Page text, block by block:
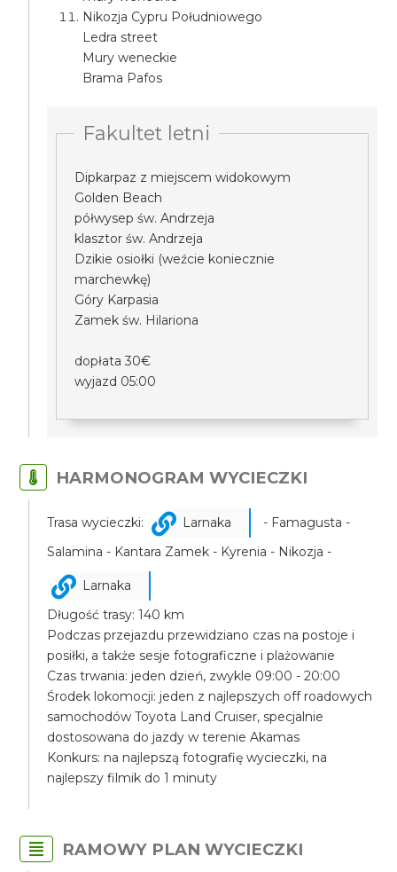
Nikozja Cypru Południowego
Ledra street
Mury weneckie
Brama Pafos
Fakultet letni
Dipkarpaz z miejscem widokowym
Golden Beach
półwysep św. Andrzeja
klasztor św. Andrzeja
Dzikie osiołki (weźcie koniecznie
marchewkę)
Góry Karpasia
Zamek św. Hilariona
dopłata 30€
wyjazd 05:00
HARMONOGRAM WYCIECZKI
Trasa wycieczki: Larnaka
- Famagusta -
Salamina - Kantara Zamek - Kyrenia - Nikozja -
Larnaka
Długość trasy: 140 km
Podczas przejazdu przewidziano czas na postoje i
posiłki, a także sesje fotograficzne i plażowanie
Czas trwania: jeden dzień, zwykle 09:00 - 20:00
Środek lokomocji: jeden z najlepszych off roadowych
samochodów Toyota Land Cruiser, specjalnie
dostosowana do jazdy w terenie Akamas
Konkurs: na najlepszą fotografię wycieczki, na
najlepszy filmik do 1 minuty
RAMOWY PLAN WYCIECZKI